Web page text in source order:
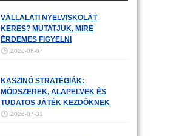
VÁLLALATI NYELVISKOLÁT
KERES? MUTATJUK, MIRE
ÉRDEMES FIGYELNI
2026-08-07
KASZINÓ STRATÉGIÁK:
MÓDSZEREK, ALAPELVEK ÉS
TUDATOS JÁTÉK KEZDŐKNEK
2026-07-31